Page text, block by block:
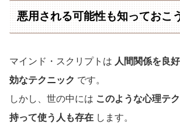
悪用される可能性も知っておこ
マインド・スクリプトは 人間関係を良
効なテクニック です。
しかし、世の中には このような心理テ
持って使う人も存在 します。